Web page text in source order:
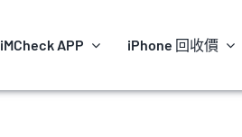
iMCheck APP iPhone 回收價